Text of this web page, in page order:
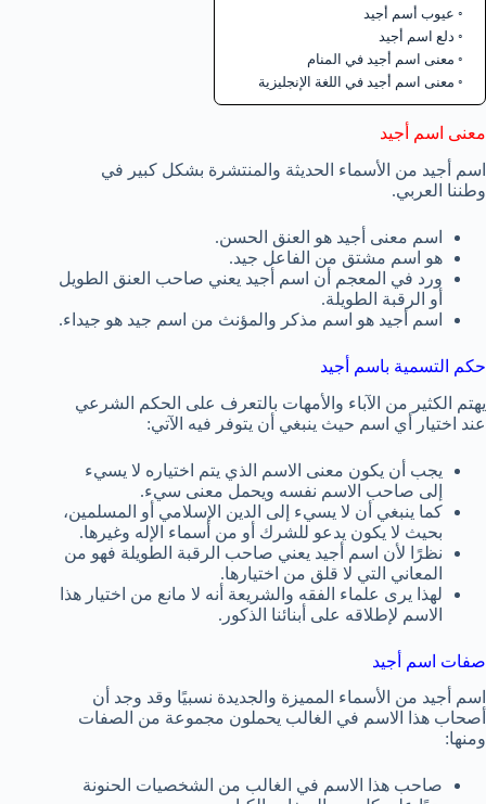
عيوب أسم أجيد
دلع اسم أجيد
معنى اسم أجيد في المنام
معنى اسم أجيد في اللغة الإنجليزية
معنى اسم أجيد
اسم أجيد من الأسماء الحديثة والمنتشرة بشكل كبير في
وطننا العربي.
اسم معنى أجيد هو العنق الحسن.
هو اسم مشتق من الفاعل جيد.
ورد في المعجم أن اسم أجيد يعني صاحب العنق الطويل
أو الرقبة الطويلة.
اسم أجيد هو اسم مذكر والمؤنث من اسم جيد هو جيداء.
حكم التسمية باسم أجيد
يهتم الكثير من الآباء والأمهات بالتعرف على الحكم الشرعي
عند اختيار أي اسم حيث ينبغي أن يتوفر فيه الآتي:
يجب أن يكون معنى الاسم الذي يتم اختياره لا يسيء
إلى صاحب الاسم نفسه ويحمل معنى سيء.
كما ينبغي أن لا يسيء إلى الدين الإسلامي أو المسلمين،
بحيث لا يكون يدعو للشرك أو من أسماء الإله وغيرها.
نظرًا لأن اسم أجيد يعني صاحب الرقبة الطويلة فهو من
المعاني التي لا قلق من اختيارها.
لهذا يرى علماء الفقه والشريعة أنه لا مانع من اختيار هذا
الاسم لإطلاقه على أبنائنا الذكور.
صفات اسم أجيد
اسم أجيد من الأسماء المميزة والجديدة نسبيًا وقد وجد أن
أصحاب هذا الاسم في الغالب يحملون مجموعة من الصفات
ومنها:
صاحب هذا الاسم في الغالب من الشخصيات الحنونة